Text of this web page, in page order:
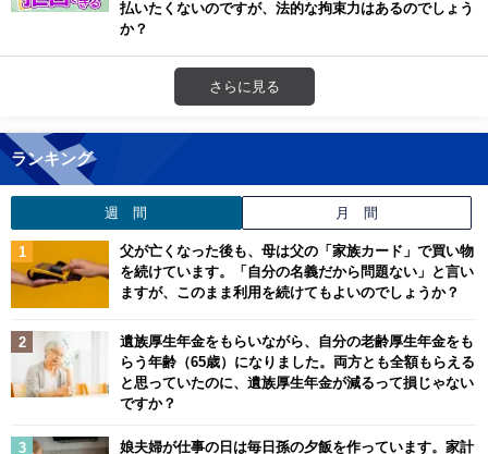
払いたくないのですが、法的な拘束力はあるのでしょう
か？
さらに見る
ランキング
週 間 月 間
父が亡くなった後も、母は父の「家族カード」で買い物
を続けています。「自分の名義だから問題ない」と言い
ますが、このまま利用を続けてもよいのでしょうか？
遺族厚生年金をもらいながら、自分の老齢厚生年金をも
らう年齢（65歳）になりました。両方とも全額もらえる
と思っていたのに、遺族厚生年金が減るって損じゃない
ですか？
娘夫婦が仕事の日は毎日孫の夕飯を作っています。家計